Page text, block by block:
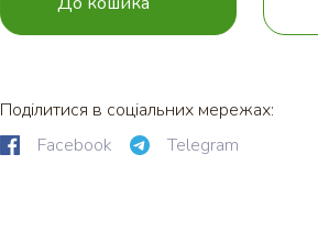
Поділитися в соціальних мережах:
Facebook
Telegram